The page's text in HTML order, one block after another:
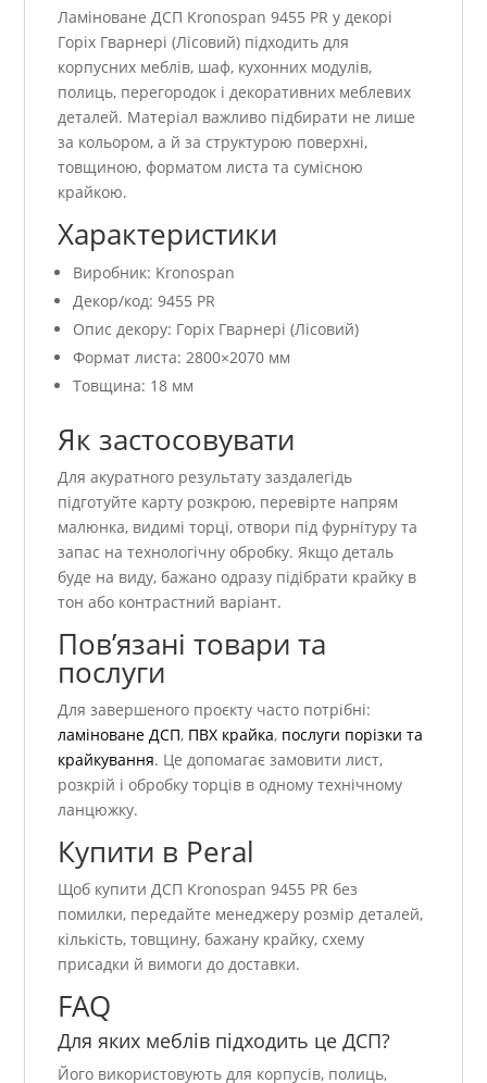
Ламіноване ДСП Kronospan 9455 PR у декорі
Горіх Гварнері (Лісовий) підходить для
корпусних меблів, шаф, кухонних модулів,
полиць, перегородок і декоративних меблевих
деталей. Матеріал важливо підбирати не лише
за кольором, а й за структурою поверхні,
товщиною, форматом листа та сумісною
крайкою.
Характеристики
Виробник: Kronospan
Декор/код: 9455 PR
Опис декору: Горіх Гварнері (Лісовий)
Формат листа: 2800×2070 мм
Товщина: 18 мм
Як застосовувати
Для акуратного результату заздалегідь
підготуйте карту розкрою, перевірте напрям
малюнка, видимі торці, отвори під фурнітуру та
запас на технологічну обробку. Якщо деталь
буде на виду, бажано одразу підібрати крайку в
тон або контрастний варіант.
Пов’язані товари та
послуги
Для завершеного проєкту часто потрібні:
ламіноване ДСП, ПВХ крайка, послуги порізки та
крайкування. Це допомагає замовити лист,
розкрій і обробку торців в одному технічному
ланцюжку.
Купити в Peral
Щоб купити ДСП Kronospan 9455 PR без
помилки, передайте менеджеру розмір деталей,
кількість, товщину, бажану крайку, схему
присадки й вимоги до доставки.
FAQ
Для яких меблів підходить це ДСП?
Його використовують для корпусів, полиць,